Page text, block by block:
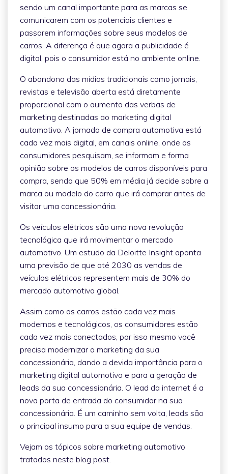
sendo um canal importante para as marcas se
comunicarem com os potenciais clientes e
passarem informações sobre seus modelos de
carros. A diferença é que agora a publicidade é
digital, pois o consumidor está no ambiente online.
O abandono das mídias tradicionais como jornais,
revistas e televisão aberta está diretamente
proporcional com o aumento das verbas de
marketing destinadas ao marketing digital
automotivo. A jornada de compra automotiva está
cada vez mais digital, em canais online, onde os
consumidores pesquisam, se informam e forma
opinião sobre os modelos de carros disponíveis para
compra, sendo que 50% em média já decide sobre a
marca ou modelo do carro que irá comprar antes de
visitar uma concessionária.
Os veículos elétricos são uma nova revolução
tecnológica que irá movimentar o mercado
automotivo. Um estudo da Deloitte Insight aponta
uma previsão de que até 2030 as vendas de
veículos elétricos representem mais de 30% do
mercado automotivo global.
Assim como os carros estão cada vez mais
modernos e tecnológicos, os consumidores estão
cada vez mais conectados, por isso mesmo você
precisa modernizar o marketing da sua
concessionária, dando a devida importância para o
marketing digital automotivo e para a geração de
leads da sua concessionária. O lead da internet é a
nova porta de entrada do consumidor na sua
concessionária. É um caminho sem volta, leads são
o principal insumo para a sua equipe de vendas.
Vejam os tópicos sobre marketing automotivo
tratados neste blog post.